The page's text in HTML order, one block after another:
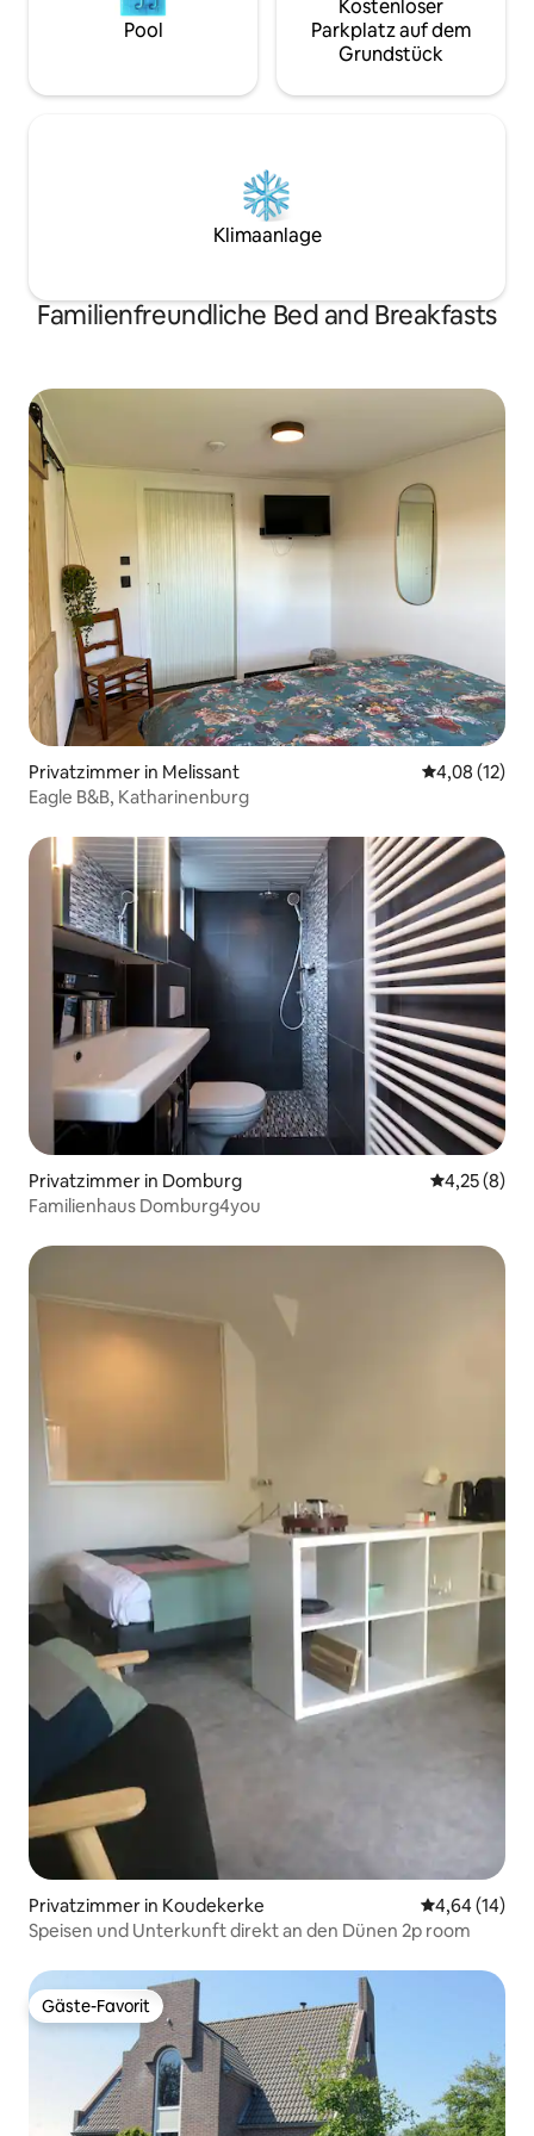
Pool
Kostenloser
Parkplatz auf dem
Grundstück
Klimaanlage
Familienfreundliche Bed and Breakfasts
Privatzimmer in Melissant
4,08 (12)
Eagle B&B, Katharinenburg
Privatzimmer in Domburg
4,25 (8)
Familienhaus Domburg4you
Privatzimmer in Koudekerke
4,64 (14)
Speisen und Unterkunft direkt an den Dünen 2p room
Gäste-Favorit
Gäste-Favorit